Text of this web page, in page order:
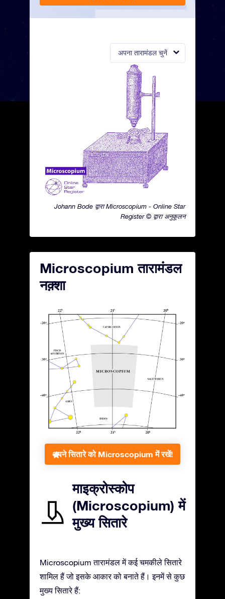
अपना तारामंडल चुनें
Johann Bode द्वारा Microscopium - Online Star
Register © द्वारा अनुकूलन
Microscopium तारामंडल
नक़्शा
अपने सितारे को Microscopium में रखें!
माइक्रोस्कोप
(Microscopium) में
मुख्य सितारे
Microscopium तारामंडल में कई चमकीले सितारे
शामिल हैं जो इसके आकार को बनाते हैं। इनमें से कुछ
मुख्य सितारे हैं: